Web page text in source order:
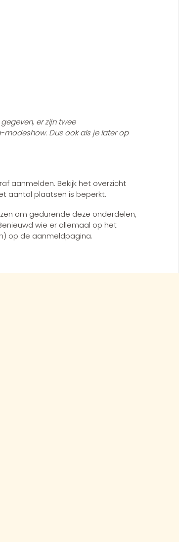
er zijn twee
modeshow. Dus ook als je later op
aanmelden. Bekijk het overzicht
aantal plaatsen is beperkt.
om gedurende deze onderdelen,
wie er allemaal op het
op de aanmeldpagina.